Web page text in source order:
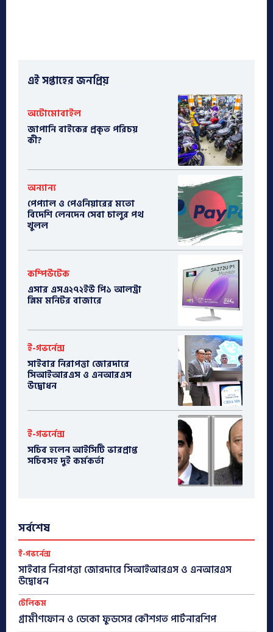
এই সপ্তাহের জনপ্রিয়
অটোমোবাইল
​জাপানি বাইকের প্রকৃত পরিচয়
কী?
অন্যান্য
পেপ্যাল ও পেওনিয়ারের মতো
বিদেশি লেনদেন সেবা চালুর পথ
খুলল
কম্পিউটেক
এসার এসএ২৭২ইউ পি১ আলট্রা
স্লিম মনিটর বাজারে
ই-গভর্নেন্স
সাইবার নিরাপত্তা জোরদারে
সিআইআরএস ও এনআরএস
উদ্বোধন
ই-গভর্নেন্স
সচিব হলেন আইসিটি ভারপ্রাপ্ত
সচিবসহ দুই কর্মকর্তা
সর্বশেষ
ই-গভর্নেন্স
সাইবার নিরাপত্তা জোরদারে সিআইআরএস ও এনআরএস
উদ্বোধন
টেলিকম
গ্রামীণফোন ও ডেকো ফুডসের কৌশগত পার্টনারশিপ